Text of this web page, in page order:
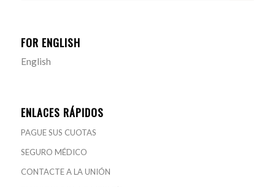
FOR ENGLISH
English
ENLACES RÁPIDOS
PAGUE SUS CUOTAS
SEGURO MÉDICO
CONTACTE A LA UNIÓN